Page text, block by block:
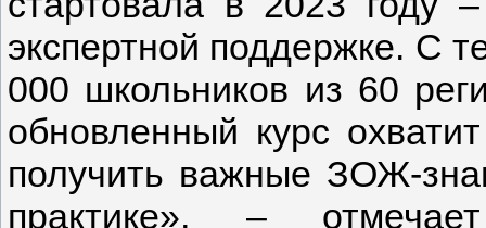
экспертной поддержке. С
000 школьников из 60
обновленный курс
получить важные ЗОЖ-
практике», –